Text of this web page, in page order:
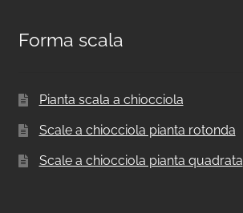
Forma scala
Pianta scala a chiocciola
Scale a chiocciola pianta rotonda
Scale a chiocciola pianta quadrata